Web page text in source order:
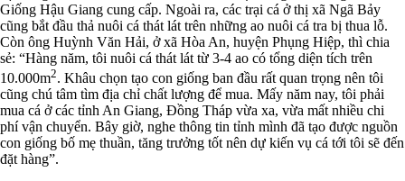
Giống Hậu Giang cung cấp. Ngoài ra, các trại cá ở thị xã Ngã Bảy
cũng bắt đầu thả nuôi cá thát lát trên những ao nuôi cá tra bị thua lỗ.
Còn ông Huỳnh Văn Hải, ở xã Hòa An, huyện Phụng Hiệp, thì chia
sẻ: “Hàng năm, tôi nuôi cá thát lát từ 3-4 ao có tổng diện tích trên
10.000m2. Khâu chọn tạo con giống ban đầu rất quan trọng nên tôi
cũng chú tâm tìm địa chỉ chất lượng để mua. Mấy năm nay, tôi phải
mua cá ở các tỉnh An Giang, Đồng Tháp vừa xa, vừa mất nhiều chi
phí vận chuyển. Bây giờ, nghe thông tin tỉnh mình đã tạo được nguồn
con giống bố mẹ thuần, tăng trưởng tốt nên dự kiến vụ cá tới tôi sẽ đến
đặt hàng”.